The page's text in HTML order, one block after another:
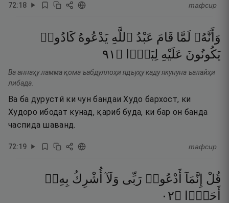
72:18 тафсир
وَأَنَّهُۥ لَمَّا قَامَ عَبْدُ ٱللَّهِ يَدْعُوهُ كَادُوا۟
يَكُونُونَ عَلَيْهِ لِبَدًۭا ۝ ١٩
Ва аннаҳу ламма қома ъабдуллоҳи ядъуҳу каду якунуна ъалайҳи
либада.
Ва ба дурустӣ ки чун бандаи Худо бархост, ки
Худоро ибодат кунад, қариб буда, ки бар он банда
часпида шаванд.
72:19 тафсир
قُلْ إِنَّمَآ أَدْعُوا۟ رَبِّى وَلَآ أُشْرِكُ بِهِۦٓ
أَحَدًۭا
۝٢٠